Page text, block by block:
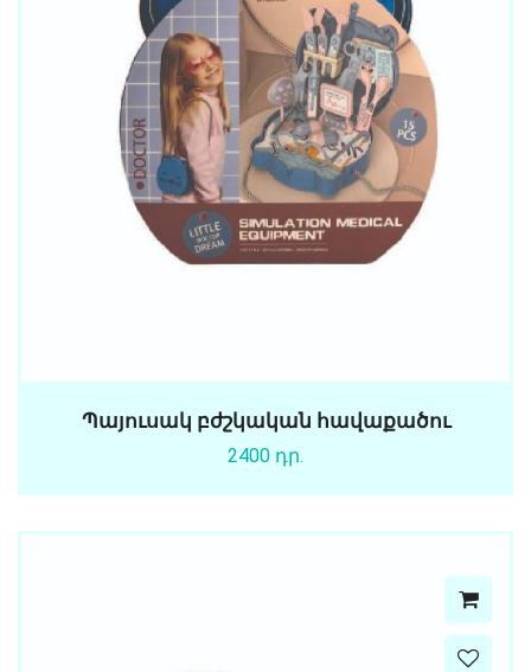
Պայուսակ բժշկական հավաքածու
2400 դր.